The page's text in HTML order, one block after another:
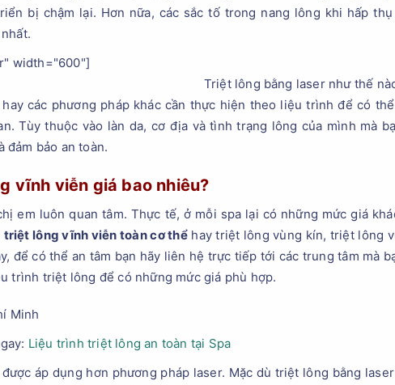
bị chậm lại. Hơn nữa, các sắc tố trong nang lông khi hấp
width="600"]
Triệt lông bằng laser như thế
các phương pháp khác cần thực hiện theo liệu trình để có
Tùy thuộc vào làn da, cơ địa và tình trạng lông của mình mà
đảm bảo an toàn.
vĩnh viễn giá bao nhiêu?
em luôn quan tâm. Thực tế, ở mỗi spa lại có những mức giá
triệt lông vĩnh viễn toàn cơ thểhay triệt lông vùng kín, triệt lông
để có thể an tâm bạn hãy liên hệ trực tiếp tới các trung tâm mà
trình triệt lông để có những mức giá phù hợp.
Liệu trình triệt lông an toàn tại Spa
áp dụng hơn phương pháp laser. Mặc dù triệt lông bằng